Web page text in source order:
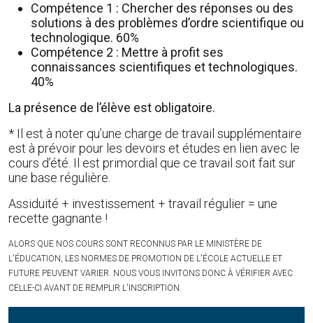
Compétence 1 : Chercher des réponses ou des
solutions à des problèmes d’ordre scientifique ou
technologique. 60%
Compétence 2 : Mettre à profit ses
connaissances scientifiques et technologiques.
40%
La présence de l’élève est obligatoire.
* Il est à noter qu’une charge de travail supplémentaire
est à prévoir pour les devoirs et études en lien avec le
cours d’été. Il est primordial que ce travail soit fait sur
une base régulière.
Assiduité + investissement + travail régulier = une
recette gagnante !
ALORS QUE NOS COURS SONT RECONNUS PAR LE MINISTÈRE DE
L'ÉDUCATION, LES NORMES DE PROMOTION DE L'ÉCOLE ACTUELLE ET
FUTURE PEUVENT VARIER. NOUS VOUS INVITONS DONC À VÉRIFIER AVEC
CELLE-CI AVANT DE REMPLIR L'INSCRIPTION.